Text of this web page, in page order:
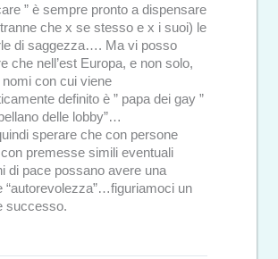
” è sempre pronto a dispensare
che x se stesso e x i suoi) le
di saggezza…. Ma vi posso
che nell’est Europa, e non solo,
nomi con cui viene
definito è ” papa dei gay ”
delle lobby”…
sperare che con persone
premesse simili eventuali
di pace possano avere una
“autorevolezza”…figuriamoci un
successo.